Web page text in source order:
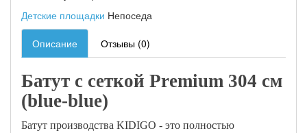
Детские площадки Непоседа
Описание Отзывы (0)
Батут с сеткой Premium 304 см
(blue-blue)
Батут производства KIDIGO - это полностью